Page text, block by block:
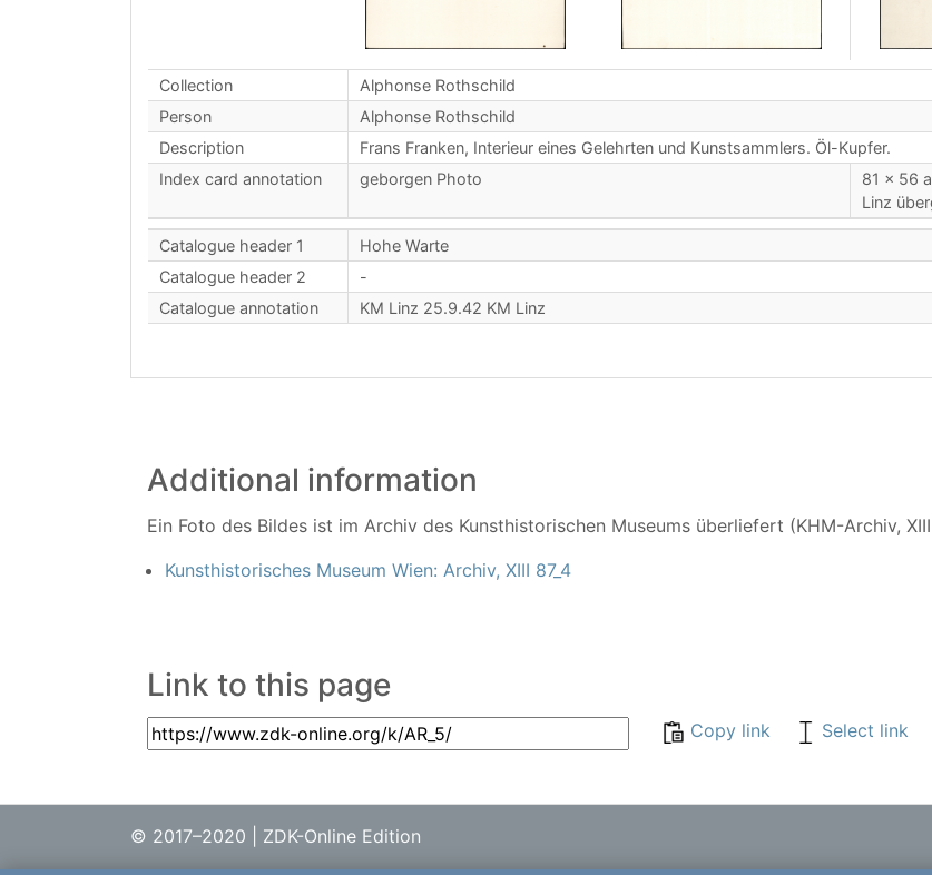
Collection
Alphonse Rothschild
Person
Alphonse Rothschild
Description
Frans Franken, Interieur eines Gelehrten und Kunstsammlers. Öl-Kupfer.
Index card annotation
geborgen Photo
81 x 56
Linz
Catalogue header 1
Hohe Warte
Catalogue header 2
-
Catalogue annotation
KM Linz 25.9.42 KM Linz
Additional information
Ein Foto des Bildes ist im Archiv des Kunsthistorischen Museums überliefert (KHM-Archiv, XIII
Kunsthistorisches Museum Wien: Archiv, XIII 87_4
Link to this page
Copy link Select link
© 2017–2020 | ZDK-Online Edition